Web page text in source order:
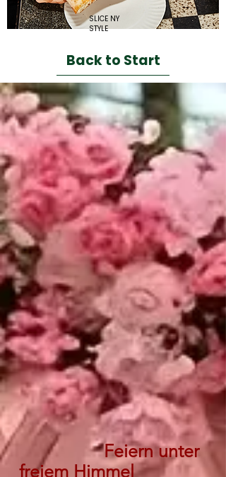
SLICE NY
STYLE
Back to Start
Feiern unter
freiem Himmel